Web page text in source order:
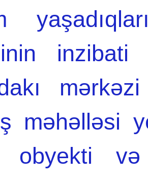
məhəlləsi
obyekti və